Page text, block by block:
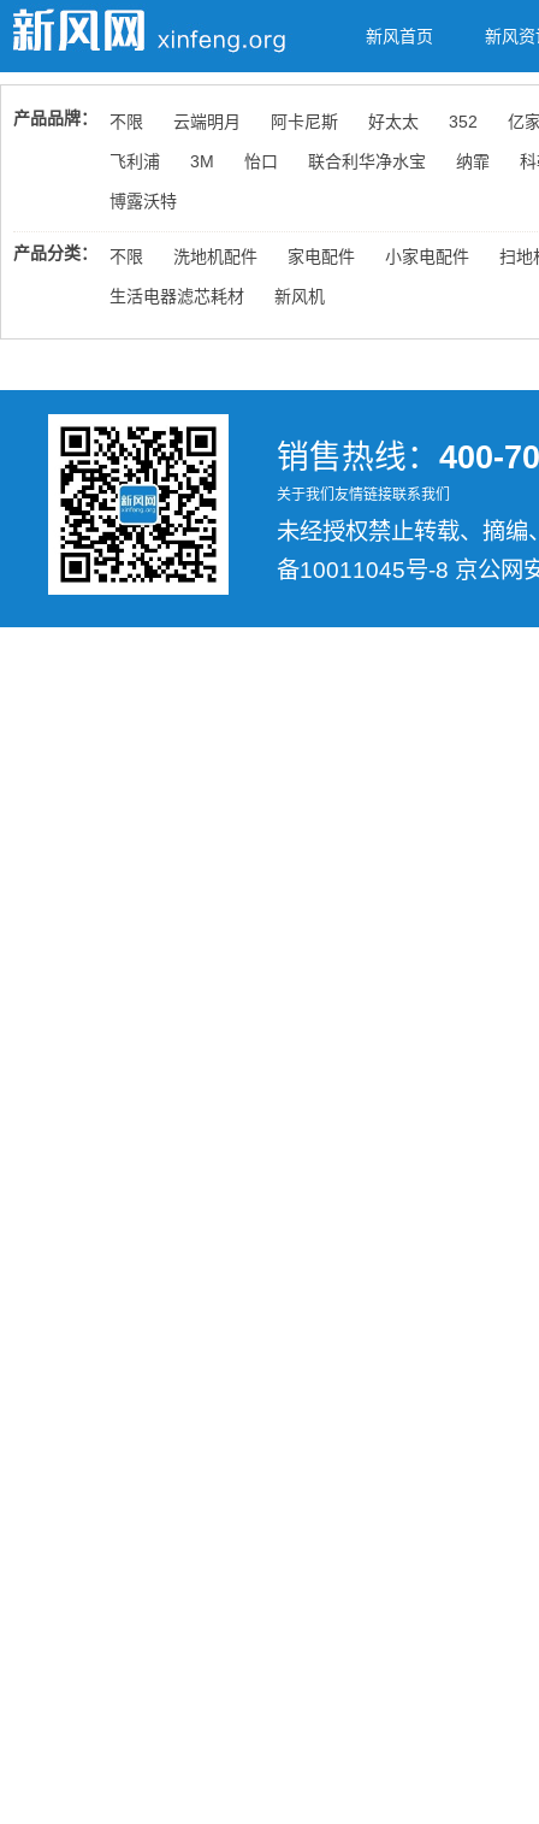
新风首页 新风资
产品品牌： 不限 云端明月 阿卡尼斯 好太太 352 亿
飞利浦 3M 怡口 联合利华净水宝 纳霏
博露沃特
产品分类： 不限 洗地机配件 家电配件 小家电配件 扫地
生活电器滤芯耗材 新风机
销售热线： 400-
关于我们 友情链接联系我们
未经授权禁止转载、摘
备10011045号-8 京公网